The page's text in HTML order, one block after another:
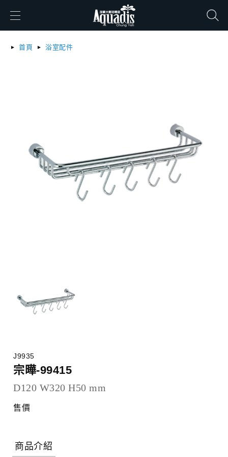
首頁 浴室配件
J9935
宗曄-99415
D120 W320 H50 mm
售價
商品介紹